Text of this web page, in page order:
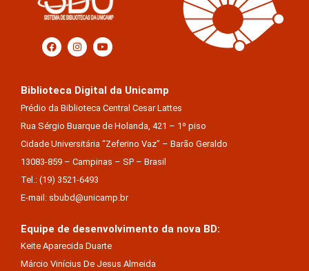
Biblioteca Digital da Unicamp
Prédio da Biblioteca Central Cesar Lattes
Rua Sérgio Buarque de Holanda, 421 – 1º piso
Cidade Universitária “Zeferino Vaz” – Barão Geraldo
13083-859 – Campinas – SP – Brasil
Tel.: (19) 3521-6493
E-mail: sbubd@unicamp.br
Equipe de desenvolvimento da nova BD:
Keite Aparecida Duarte
Márcio Vinícius De Jesus Almeida